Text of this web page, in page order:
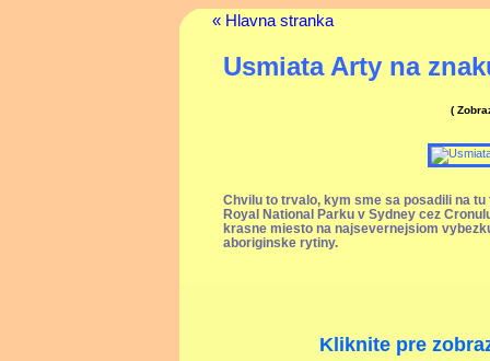
« Hlavna stranka
Usmiata Arty na
(
Chvilu to trvalo, kym sme sa posadili na
Royal National Parku v Sydney cez
krasne miesto na najsevernejsiom
aboriginske rytiny.
Kliknite pre